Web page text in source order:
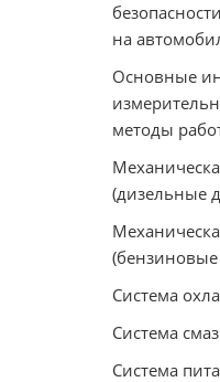
на
Основные
методы
(дизельные
(бензиновые
Система
Система
Система